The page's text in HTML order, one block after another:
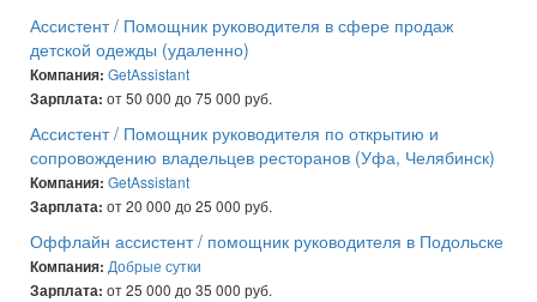
Ассистент / Помощник руководителя в сфере продаж
детской одежды (удаленно)
Компания: GetAssistant
Зарплата: от 50 000 до 75 000 руб.
Ассистент / Помощник руководителя по открытию и
сопровождению владельцев ресторанов (Уфа, Челябинск)
Компания: GetAssistant
Зарплата: от 20 000 до 25 000 руб.
Оффлайн ассистент / помощник руководителя в Подольске
Компания: Добрые сутки
Зарплата: от 25 000 до 35 000 руб.